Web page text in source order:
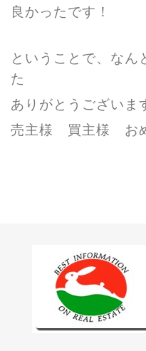
良かったです！
ということで、なん
た
ありがとうございま
売主様 買主様 お